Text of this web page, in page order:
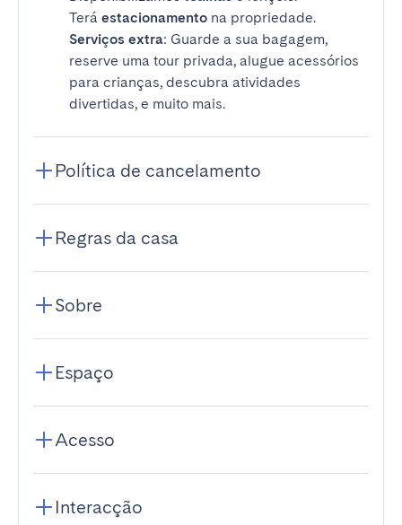
Terá estacionamento na propriedade.
Serviços extra: Guarde a sua bagagem,
reserve uma tour privada, alugue acessórios
para crianças, descubra atividades
divertidas, e muito mais.
Política de cancelamento
Regras da casa
Sobre
Espaço
Acesso
Interacção